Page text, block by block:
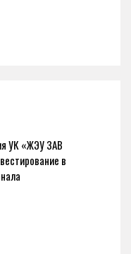
УК «ЖЭУ ЗАВ
в